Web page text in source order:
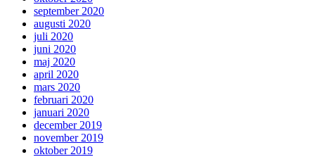
september 2020
augusti 2020
juli 2020
juni 2020
maj 2020
april 2020
mars 2020
februari 2020
januari 2020
december 2019
november 2019
oktober 2019